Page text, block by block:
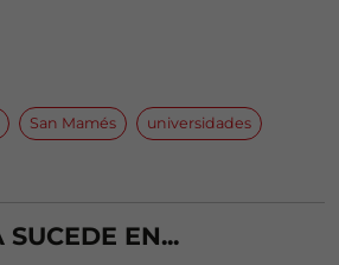
San Mamés universidades
EN...